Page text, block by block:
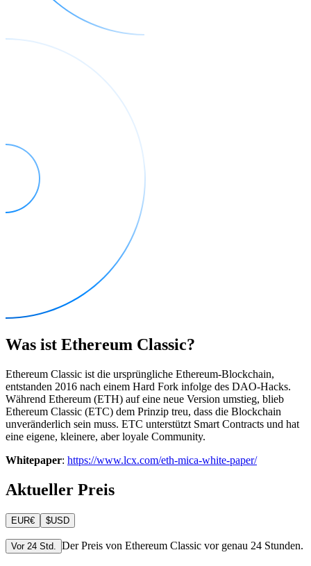
Was ist Ethereum Classic?
Ethereum Classic ist die ursprüngliche Ethereum-Blockchain,
entstanden 2016 nach einem Hard Fork infolge des DAO-Hacks.
Während Ethereum (ETH) auf eine neue Version umstieg, blieb
Ethereum Classic (ETC) dem Prinzip treu, dass die Blockchain
unveränderlich sein muss. ETC unterstützt Smart Contracts und hat
eine eigene, kleinere, aber loyale Community.
Whitepaper: https://www.lcx.com/eth-mica-white-paper/
Aktueller Preis
EUR€ $USD
Vor 24 Std. Der Preis von Ethereum Classic vor genau 24 Stunden.